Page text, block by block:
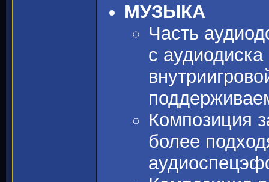
МУЗЫКА
Часть
с
Композиция
более